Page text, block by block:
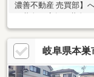
濃善不動産 売買部】
か。私たちが美濃善
エキスパート！土地
お任せ下さい。■売買
岐阜県本巣